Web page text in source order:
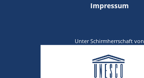
Impressum
Unter Schirmherrschaft von